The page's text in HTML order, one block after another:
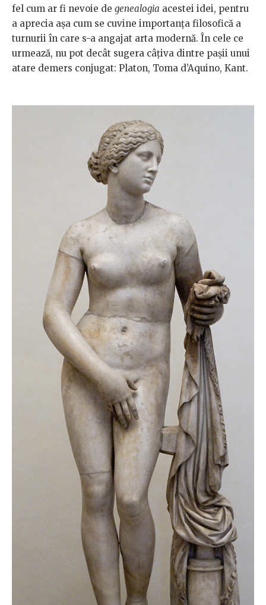
fel cum ar fi nevoie de genealogia acestei idei, pentru
a aprecia aşa cum se cuvine importanţa filosofică a
turnurii în care s-a angajat arta modernă. În cele ce
urmează, nu pot decât sugera câţiva dintre paşii unui
atare demers conjugat: Platon, Toma d’Aquino, Kant.